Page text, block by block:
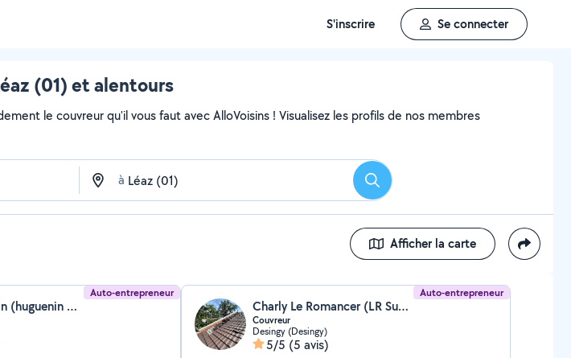
S'inscrire Se connecter
(01) et alentours
le couvreur qu'il vous faut avec AlloVoisins ! Visualisez les profils de nos membres
à Rechercher
Afficher la carte
Auto-entrepreneur
Mario Huguenin (huguenin Mario)
Auto-entrepreneur
Charly Le Romancer (LR Sun Power)
Couvreur
Desingy (Desingy)
5/5 (5 avis)